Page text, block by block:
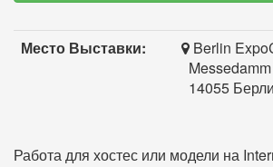
Место Выставки:
Berlin
14055
Работа для хостес или модели на